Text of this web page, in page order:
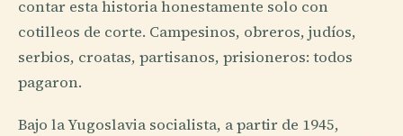
contar esta historia honestamente solo con
cotilleos de corte. Campesinos, obreros, judíos,
serbios, croatas, partisanos, prisioneros: todos
pagaron.
Bajo la Yugoslavia socialista, a partir de 1945,